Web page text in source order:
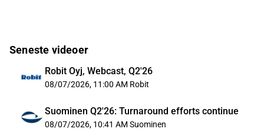
Seneste videoer
Robit Oyj, Webcast, Q2'26
08/07/2026, 11:00 AM Robit
Suominen Q2'26: Turnaround efforts continue
08/07/2026, 10:41 AM Suominen